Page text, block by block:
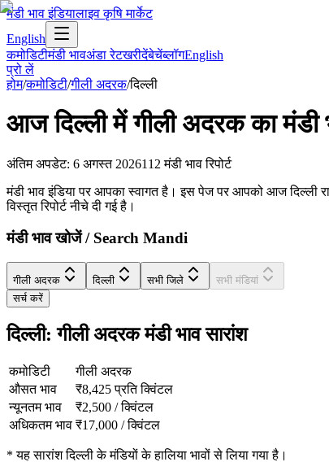
मंडी भाव इंडियालाइव कृषि मार्केट
English
कमोडिटीमंडी भावअंडा रेटखरीदेंबेचेंब्लॉगEnglish
प्रो लें
होम/कमोडिटी/गीली अदरक/दिल्ली
आजदिल्लीमेंगीली अदरकका मंडी
अंतिम अपडेट: 6 अगस्त 2026112 मंडी भाव रिपोर्ट
मंडी भाव इंडिया पर आपका स्वागत है। इस पेज पर आपको आज दिल्ली
विस्तृत रिपोर्ट नीचे दी गई है।
मंडी भाव खोजें / Search Mandi
गीली अदरक दिल्ली सभी जिले
सभी मंडियां
सर्च करें
दिल्ली: गीली अदरक मंडी भाव सारांश
कमोडिटी
गीली अदरक
औसत भाव
₹8,425 प्रति क्विंटल
न्यूनतम भाव
₹2,500 /क्विंटल
अधिकतम भाव ₹17,000 /क्विंटल
*यह सारांश दिल्ली के मंडियों के हालिया भावों से लिया गया है।